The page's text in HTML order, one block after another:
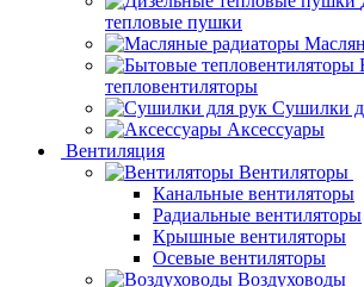
тепловые пушки
тепловентиляторы
Сушилки
Аксессуары
Вентиляция
Вентиляторы
Канальные вентиляторы
Радиальные вентиляторы
Крышные вентиляторы
Осевые вентиляторы
Воздуховоды